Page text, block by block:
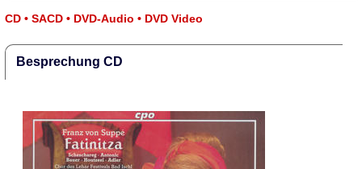
CD • SACD • DVD-Audio • DVD Video
Besprechung CD